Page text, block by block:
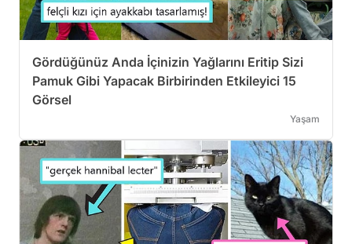
Gördüğünüz Anda İçinizin Yağlarını Eritip Sizi
Pamuk Gibi Yapacak Birbirinden Etkileyici 15
Görsel
Yaşam